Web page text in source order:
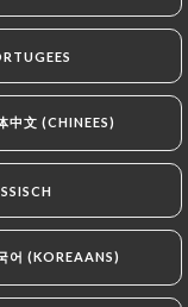
中文 (CHINEES)
어 (KOREAANS)
中文 (CHINEES)
어 (KOREAANS)